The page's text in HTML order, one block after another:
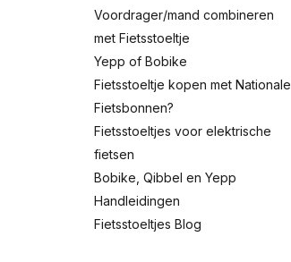
Voordrager/mand combineren
met Fietsstoeltje
Yepp of Bobike
Fietsstoeltje kopen met Nationale
Fietsbonnen?
Fietsstoeltjes voor elektrische
fietsen
Bobike, Qibbel en Yepp
Handleidingen
Fietsstoeltjes Blog